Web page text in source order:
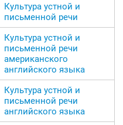
Культура устной и
письменной речи
Культура устной и
письменной речи
американского
английского языка
Культура устной и
письменной речи
английского языка